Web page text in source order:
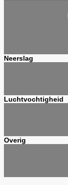
Neerslag
Luchtvochtigheid
Overig